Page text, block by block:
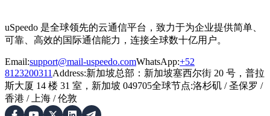
uSpeedo 是全球领先的云通信平台，致力于为企业提供简单、
可靠、高效的国际通信能力，连接全球数十亿用户。
Email:support@mail-uspeedo.comWhatsApp:+52
8123200311 Address:新加坡总部：新加坡塞西尔街 20 号，普拉
斯大厦 14 楼 31 室，新加坡 049705全球节点:洛杉矶 /圣保罗 /
香港 / 上海 /伦敦